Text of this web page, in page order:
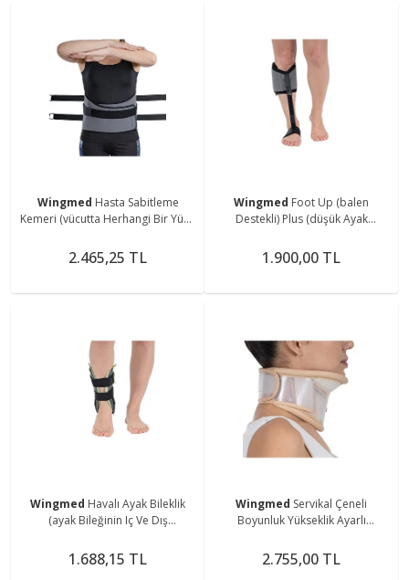
Wingmed Hasta Sabitleme
Kemeri (vücutta Herhangi Bir Yüke
2.465,25 TL
Wingmed Foot Up (balen
Destekli) Plus (düşük Ayak
Ayakkab Kullanıma Uygundur)
1.900,00 TL
Wingmed Havalı Ayak Bileklik
(ayak Bileğinin Iç Ve Dış
1.688,15 TL
Wingmed Servikal Çeneli
Boyunluk Yükseklik Ayarlı
2.755,00 TL